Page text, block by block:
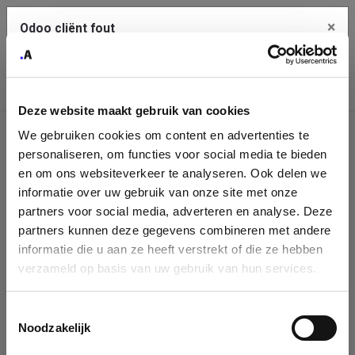
Deze website maakt gebruik van cookies
We gebruiken cookies om content en advertenties te
personaliseren, om functies voor social media te bieden
en om ons websiteverkeer te analyseren. Ook delen we
informatie over uw gebruik van onze site met onze
partners voor social media, adverteren en analyse. Deze
partners kunnen deze gegevens combineren met andere
informatie die u aan ze heeft verstrekt of die ze hebben
verzameld op basis van uw gebruik van hun services.
Noodzakelijk
Identificatie
onderneming
Please fill in your company details
You can search a company in our database by name, VAT or
enterprise ID. When a company is selected it will auto-complete the
form. If you don't find your company in our database, you can create
Odoo cliënt fout ×
klembord
Je dient de kopieer knop te gebruiken om de fout te melden
aan support.
Bekijk details